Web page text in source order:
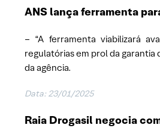
ANS lança ferramenta
– “A ferramenta viabilizará
regulatórias em prol da garantia
da agência.
Data: 23/01/2025
Raia Drogasil negocia